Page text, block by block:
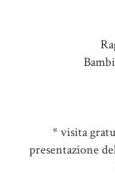
* visita
presentazione